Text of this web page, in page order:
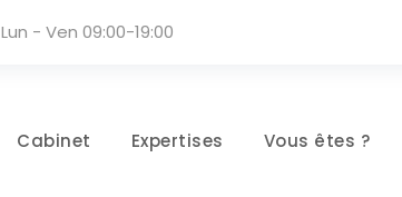
Lun - Ven 09:00-19:00
Cabinet Expertises Vous êtes ?